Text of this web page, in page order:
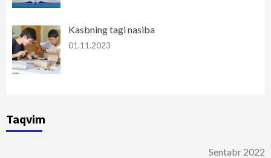
Kasbning tagi nasiba
01.11.2023
Taqvim
Sentabr 2022